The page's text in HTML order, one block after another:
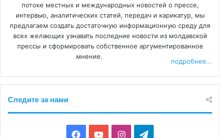
потоке местных и международных новостей о прессе,
интервью, аналитических статей, передач и карикатур, мы
предлагаем создать достаточную информационную среду для
всех желающих узнавать последние новости из молдавской
прессы и сформировать собственное аргументированное
мнение.
подробнее...
Следите за нами
I